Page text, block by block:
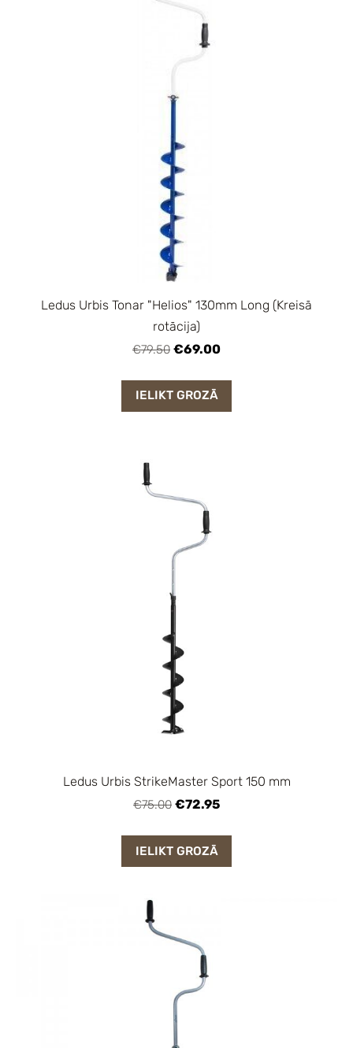
Ledus Urbis Tonar "Helios" 130mm Long (Kreisā
rotācija)
€79.50 €69.00
IELIKT GROZĀ
Ledus Urbis StrikeMaster Sport 150 mm
€75.00 €72.95
IELIKT GROZĀ